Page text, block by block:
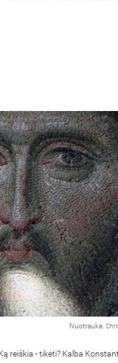
Nuotrauka:
reiškia - tikėti? Kalba